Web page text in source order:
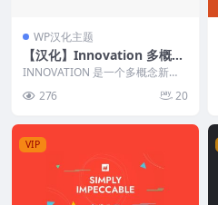
WP汉化主题
【汉化】Innovation 多概念
新闻杂志和博客主题 v6.0
INNOVATION 是一个多概念新
有关技术、时尚...
276 20
VIP